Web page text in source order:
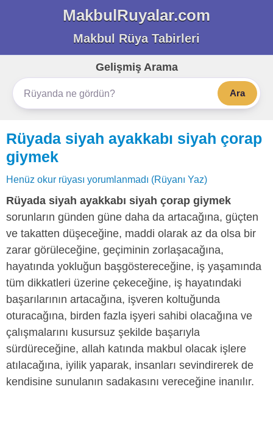
MakbulRuyalar.com
Makbul Rüya Tabirleri
Gelişmiş Arama
Ara
Rüyada siyah ayakkabı siyah çorap
giymek
Henüz okur rüyası yorumlanmadı (Rüyanı Yaz)
Rüyada siyah ayakkabı siyah çorap giymek
sorunların günden güne daha da artacağına, güçten
ve takatten düşeceğine, maddi olarak az da olsa bir
zarar görüleceğine, geçiminin zorlaşacağına,
hayatında yokluğun başgöstereceğine, iş yaşamında
tüm dikkatleri üzerine çekeceğine, iş hayatındaki
başarılarının artacağına, işveren koltuğunda
oturacağına, birden fazla işyeri sahibi olacağına ve
çalışmalarını kusursuz şekilde başarıyla
sürdüreceğine, allah katında makbul olacak işlere
atılacağına, iyilik yaparak, insanları sevindirerek de
kendisine sunulanın sadakasını vereceğine inanılır.